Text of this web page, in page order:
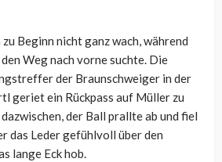
Beginn nicht ganz wach, während
Weg nach vorne suchte. Die
der Braunschweiger in der
geriet ein Rückpass auf Müller zu
der Ball prallte ab und fiel
das Leder gefühlvoll über den
lange Eck hob.